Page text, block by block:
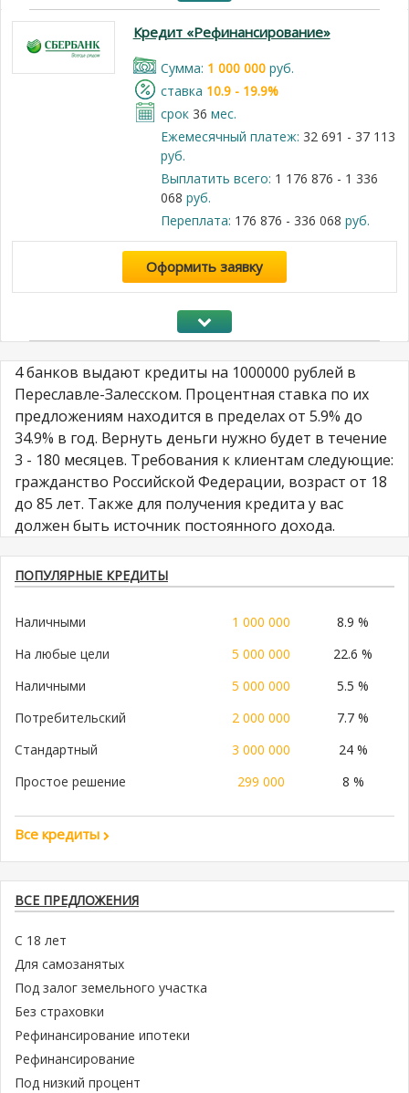
Кредит «Рефинансирование»
Cумма: 1 000 000руб.
cтавка 10.9 - 19.9%
срок 36 мес.
Ежемесячный платеж: 32 691 - 37 113
руб.
Выплатить всего: 1 176 876 - 1 336
068 руб.
Переплата: 176 876 - 336 068 руб.
Оформить заявку
4 банков выдают кредиты на 1000000 рублей в
Переславле-Залесском. Процентная ставка по их
предложениям находится в пределах от 5.9% до
34.9% в год. Вернуть деньги нужно будет в течение
3 - 180 месяцев. Требования к клиентам следующие:
гражданство Российской Федерации, возраст от 18
до 85 лет. Также для получения кредита у вас
должен быть источник постоянного дохода.
ПОПУЛЯРНЫЕ КРЕДИТЫ
Наличными 1 000 000
8.9 %
На любые цели
5 000 000
22.6 %
Наличными
5 000 000
5.5 %
Потребительский
2 000 000
7.7 %
Стандартный
3 000 000
24 %
Простое решение
299 000 8 %
Все кредиты
ВСЕ ПРЕДЛОЖЕНИЯ
С 18 лет
Для самозанятых
Под залог земельного участка
Без страховки
Рефинансирование ипотеки
Рефинансирование
Под низкий процент